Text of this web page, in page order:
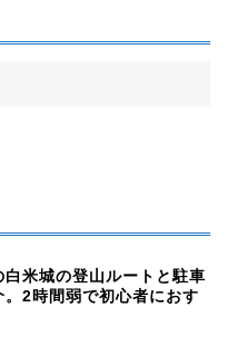
白米城の登山ルートと駐車
。2時間弱で初心者におす